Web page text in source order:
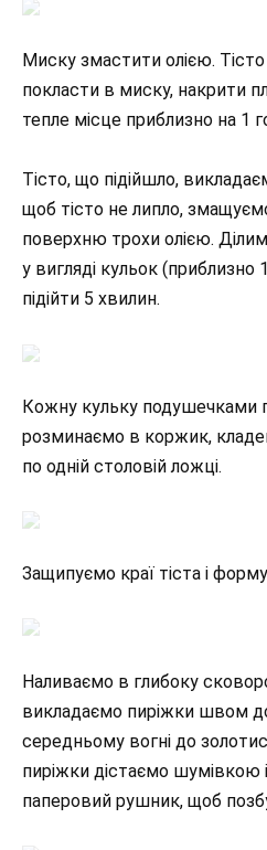
Миску змастити олією.
покласти в миску, накрити
тепле місце приблизно на 1
Тісто, що підійшло,
щоб тісто не липло,
поверхню трохи олією.
у вигляді кульок (приблизно
підійти 5 хвилин.
Кожну кульку подушечками
розминаємо в коржик,
по одній столовій ложці.
Защипуємо краї тіста і
Наливаємо в глибоку
викладаємо пиріжки швом
середньому вогні до
пиріжки дістаємо шумівкою
паперовий рушник, щоб